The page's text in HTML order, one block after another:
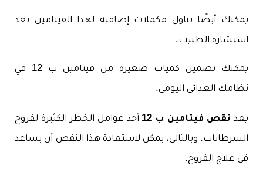
يمكنك أيضًا تناول مكملات إضافية لهذا الفيتامين بعد
استشارة الطبيب.
يمكنك تضمين كميات صغيرة من فيتامين ب 12 في
نظامك الغذائي اليومي.
يعد نقص فيتامين ب 12
أحد عوامل الخطر الكثيرة لقروح
السرطانات. وبالتالي، يمكن لاستعادة هذا النقص أن يساعد
في علاج القروح.